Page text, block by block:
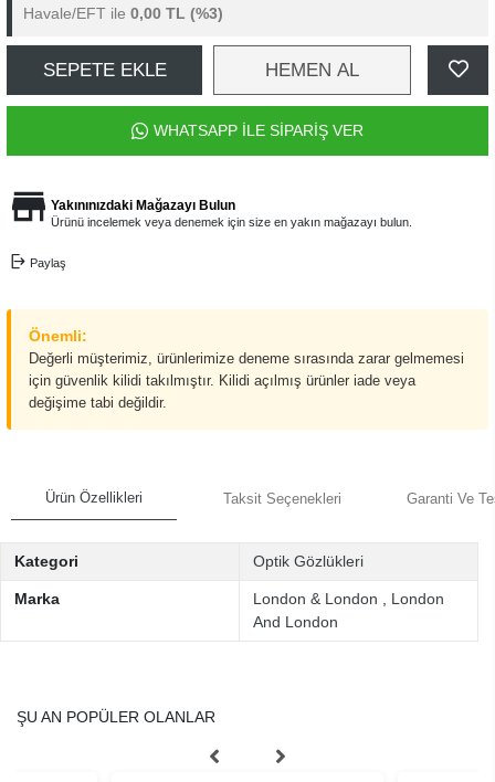
Havale/EFT ile 0,00 TL (%3)
SEPETE EKLE HEMEN AL
WHATSAPP İLE SİPARİŞ VER
Yakınınızdaki Mağazayı Bulun
Ürünü incelemek veya denemek için size en yakın mağazayı bulun.
Paylaş
Önemli:
Değerli müşterimiz, ürünlerimize deneme sırasında zarar gelmemesi
için güvenlik kilidi takılmıştır. Kilidi açılmış ürünler iade veya
değişime tabi değildir.
Ürün Özellikleri Taksit Seçenekleri Garanti Ve
Kategori Optik Gözlükleri
Marka London & London
London
And London
ŞU AN POPÜLER OLANLAR